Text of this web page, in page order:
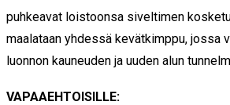
puhkeavat loistoonsa siveltimen
maalataan yhdessä kevätkimppu, jossa
luonnon kauneuden ja uuden alun
VAPAAEHTOISILLE: